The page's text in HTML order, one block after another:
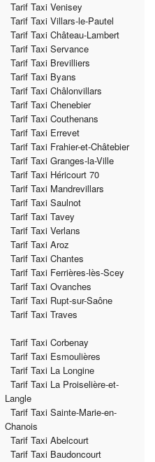
Tarif Taxi Venisey
Tarif Taxi Villars-le-Pautel
Tarif Taxi Château-Lambert
Tarif Taxi Servance
Tarif Taxi Brevilliers
Tarif Taxi Byans
Tarif Taxi Châlonvillars
Tarif Taxi Chenebier
Tarif Taxi Couthenans
Tarif Taxi Errevet
Tarif Taxi Frahier-et-Châtebier
Tarif Taxi Granges-la-Ville
Tarif Taxi Héricourt 70
Tarif Taxi Mandrevillars
Tarif Taxi Saulnot
Tarif Taxi Tavey
Tarif Taxi Verlans
Tarif Taxi Aroz
Tarif Taxi Chantes
Tarif Taxi Ferrières-lès-Scey
Tarif Taxi Ovanches
Tarif Taxi Rupt-sur-Saône
Tarif Taxi Traves
Tarif Taxi Corbenay
Tarif Taxi Esmoulières
Tarif Taxi La Longine
Tarif Taxi La Proiselière-et-
Langle
Tarif Taxi Sainte-Marie-en-
Chanois
Tarif Taxi Abelcourt
Tarif Taxi Baudoncourt